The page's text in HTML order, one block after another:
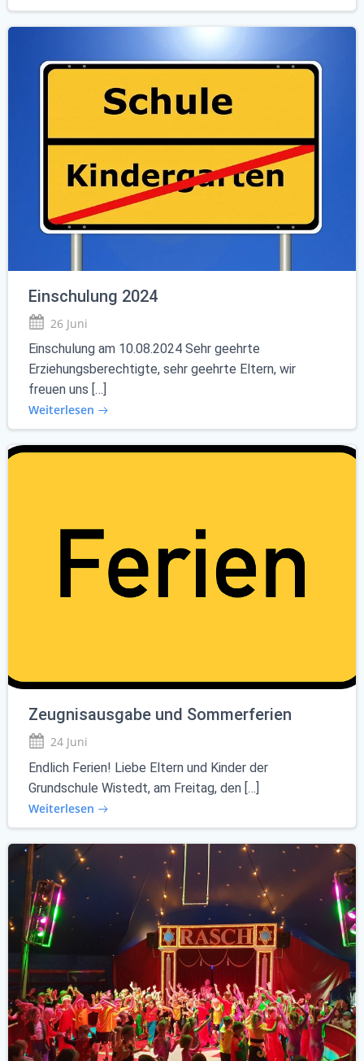
Einschulung 2024
26 Juni
Einschulung am 10.08.2024 Sehr geehrte
Erziehungsberechtigte, sehr geehrte Eltern, wir
freuen uns […]
Weiterlesen
Zeugnisausgabe und Sommerferien
24 Juni
Endlich Ferien! Liebe Eltern und Kinder der
Grundschule Wistedt, am Freitag, den […]
Weiterlesen